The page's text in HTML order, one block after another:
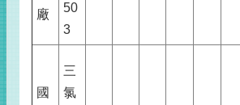
廠
50
3
國
三
氯